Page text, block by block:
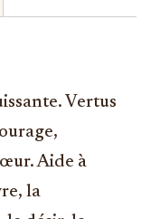
Vertus
Aide à
la